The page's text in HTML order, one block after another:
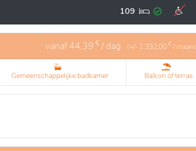
109
vanaf44,39 € / dag (+/- 1.332,00 € /
Gemeenschappelijke badkamer Balkon of terras